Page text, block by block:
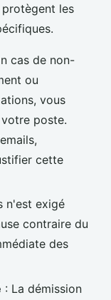
les
cas de non-
ou
vous
poste.
cette
n'est exigé
contraire du
des
: La démission